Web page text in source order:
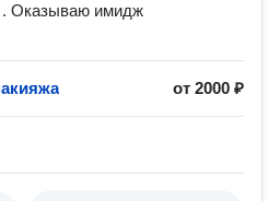
Оказываю имидж
от 2000 ₽